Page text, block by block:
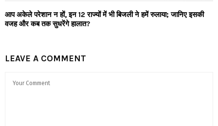
आप अकेले परेशान न हों, इन 12 राज्यों में भी बिजली ने हमें रुलाया; जानिए इसकी
वजह और कब तक सुधरेंगे हालात?
LEAVE A COMMENT